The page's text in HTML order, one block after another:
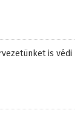
is védi